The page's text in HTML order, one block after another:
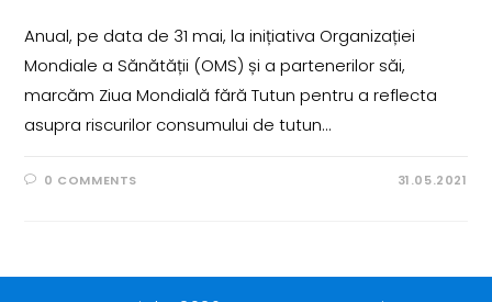
Anual, pe data de 31 mai, la inițiativa Organizației
Mondiale a Sănătății (OMS) și a partenerilor săi,
marcăm Ziua Mondială fără Tutun pentru a reflecta
asupra riscurilor consumului de tutun…
0 COMMENTS 31.05.2021